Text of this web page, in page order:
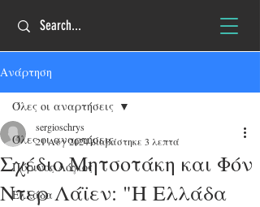
Ανάρτηση
Όλες οι αναρτήσεις
Πύρινος Λόγιος
Ελλάδα
Όλες οι αναρτήσεις
Σχέδιο Μητσοτάκη και Φόν
Ντερ Λάϊεν: "Η Ελλάδα
sergioschrys
21 Αυγ 2024διαβάστηκε 3 λεπτά